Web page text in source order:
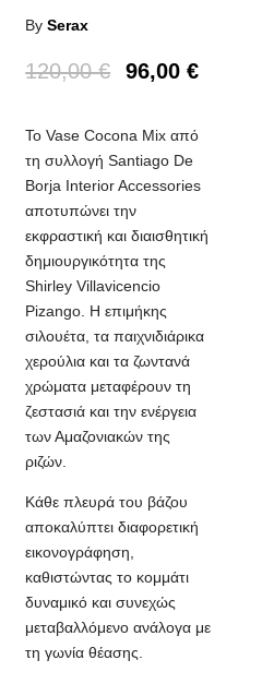
BySerax
120,00€ 96,00€
Το Vase Cocona Mix από
τη συλλογή Santiago De
Borja Interior Accessories
αποτυπώνει την
εκφραστική και διαισθητική
δημιουργικότητα της
Shirley Villavicencio
Pizango. Η επιμήκης
σιλουέτα, τα παιχνιδιάρικα
χερούλια και τα ζωντανά
χρώματα μεταφέρουν τη
ζεστασιά και την ενέργεια
των Αμαζονιακών της
ριζών.
Κάθε πλευρά του βάζου
αποκαλύπτει διαφορετική
εικονογράφηση,
καθιστώντας το κομμάτι
δυναμικό και συνεχώς
μεταβαλλόμενο ανάλογα με
τη γωνία θέασης.